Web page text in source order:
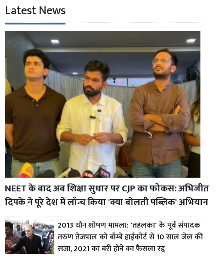
Latest News
NEET के बाद अब शिक्षा सुधार पर CJP का फोकस: अभिजीत
दिपके ने पूरे देश में लॉन्च किया 'क्या बोलती पब्लिक' अभियान
2013 यौन शोषण मामला: 'तहलका' के पूर्व संपादक
तरुण तेजपाल को बॉम्बे हाईकोर्ट से 10 साल जेल की
सजा, 2021 का बरी होने का फैसला रद्द